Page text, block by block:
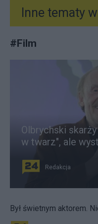
Inne tematy
#Film
Olbrychski
w twarz", ale
Redakcja
Był świetnym aktorem.